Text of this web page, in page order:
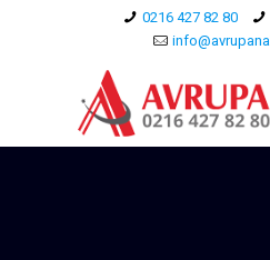
0216 427 82 80